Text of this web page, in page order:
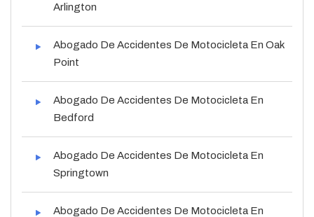
Arlington
Abogado De Accidentes De Motocicleta En Oak
Point
Abogado De Accidentes De Motocicleta En
Bedford
Abogado De Accidentes De Motocicleta En
Springtown
Abogado De Accidentes De Motocicleta En